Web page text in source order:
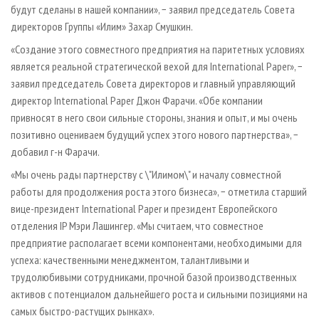
будут сделаны в нашей компании», − заявил председатель Совета
директоров Группы «Илим» Захар Смушкин.
«Создание этого совместного предприятия на паритетных условиях
является реальной стратегической вехой для International Paper», −
заявил председатель Совета директоров и главный управляющий
директор International Paper Джон Фарачи. «Обе компании
привносят в него свои сильные стороны, знания и опыт, и мы очень
позитивно оцениваем будущий успех этого нового партнерства», −
добавил г-н Фарачи.
«Мы очень рады партнерству с \"Илимом\" и началу совместной
работы для продолжения роста этого бизнеса», − отметила старший
вице-президент International Paper и президент Европейского
отделения IP Мэри Лашингер. «Мы считаем, что совместное
предприятие располагает всеми компонентами, необходимыми для
успеха: качественными менеджментом, талантливыми и
трудолюбивыми сотрудниками, прочной базой производственных
активов с потенциалом дальнейшего роста и сильными позициями на
самых быстро-растущих рынках».